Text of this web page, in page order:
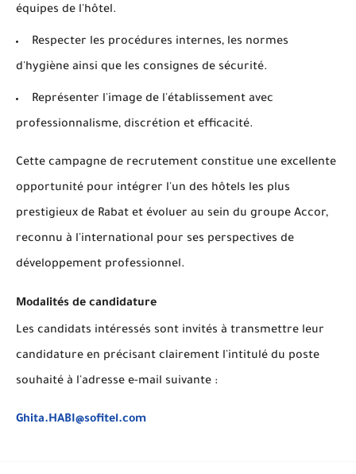
équipes de l'hôtel.
Respecter les procédures internes, les normes
d'hygiène ainsi que les consignes de sécurité.
Représenter l'image de l'établissement avec
professionnalisme, discrétion et efficacité.
Cette campagne de recrutement constitue une excellente
opportunité pour intégrer l'un des hôtels les plus
prestigieux de Rabat et évoluer au sein du groupe Accor,
reconnu à l'international pour ses perspectives de
développement professionnel.
Modalités de candidature
Les candidats intéressés sont invités à transmettre leur
candidature en précisant clairement l'intitulé du poste
souhaité à l'adresse e-mail suivante :
Ghita.HABI@sofitel.com